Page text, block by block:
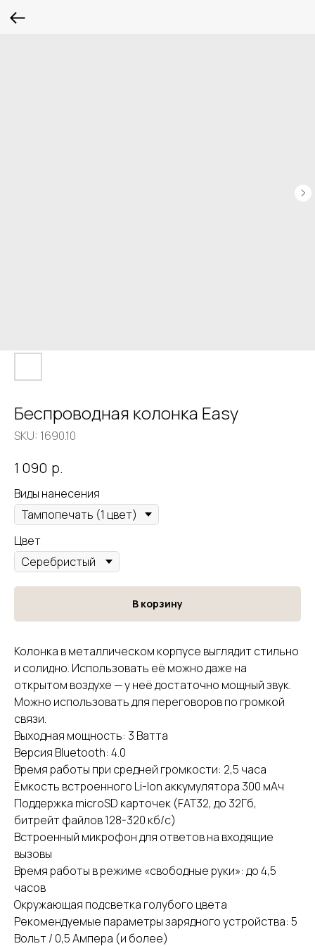
Беспроводная колонка Easy
SKU: 1690.10
1 090 р.
Виды нанесения
Цвет
В корзину
Колонка в металлическом корпусе выглядит стильно
и солидно. Использовать её можно даже на
открытом воздухе — у неё достаточно мощный звук.
Можно использовать для переговоров по громкой
связи.
Выходная мощность: 3 Ватта
Версия Bluetooth: 4.0
Время работы при средней громкости: 2,5 часа
Ёмкость встроенного Li-Ion аккумулятора 300 мАч
Поддержка microSD карточек (FAT32, до 32Гб,
битрейт файлов 128-320 кб/c)
Встроенный микрофон для ответов на входящие
вызовы
Время работы в режиме «свободные руки»: до 4,5
часов
Окружающая подсветка голубого цвета
Рекомендуемые параметры зарядного устройства: 5
Вольт / 0,5 Ампера (и более)